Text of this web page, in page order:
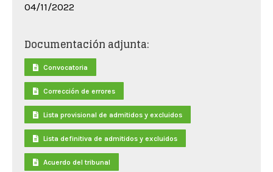
04/11/2022
Documentación adjunta:
Convocatoria
Corrección de errores
Lista provisional de admitidos y excluidos
Lista definitiva de admitidos y excluidos
Acuerdo del tribunal